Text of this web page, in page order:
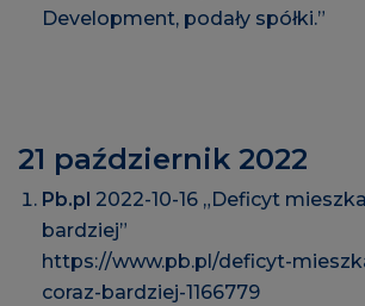
Development, podały spółki.”
21 październik 2022
Pb.pl 2022-10-16 „Deficyt
bardziej”
https://www.pb.pl/deficyt-
coraz-bardziej-1166779